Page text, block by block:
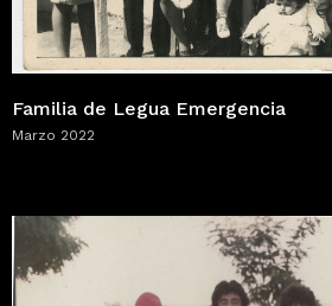
Familia de Legua Emergencia
Marzo 2022